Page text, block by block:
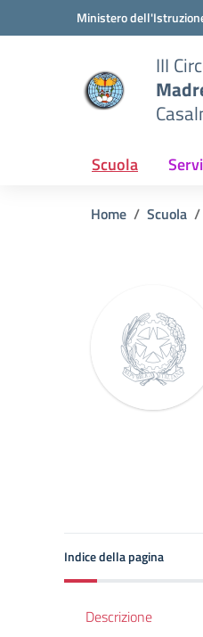
Vai ai contenuti
Vai al menu di navigazione
Ministero
III
Scuola
Home Scuola
Indice della pagina
Descrizione